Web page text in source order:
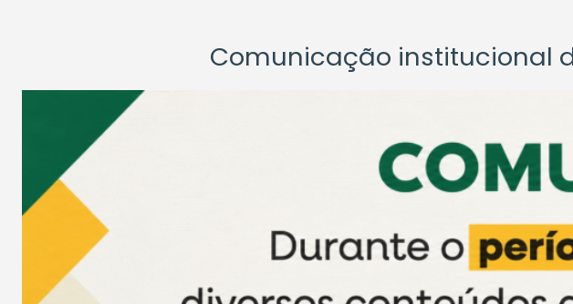
Comunicação institucional